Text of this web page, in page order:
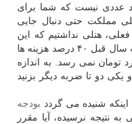
عددی نیست كه شما برای
مملكت حتی دنبال جایی
هتلی نداشتیم كه این
تعداد میهمان را بتواند جا بدهد. نسبت به سال قبل ۴۰ درصد هزینه ها
تومان نمی رسد. به اندازه
دو تا ضربه دیگر بزنید
شنیده می گردد بودجه
به نتیجه نرسیده، آیا مقرر